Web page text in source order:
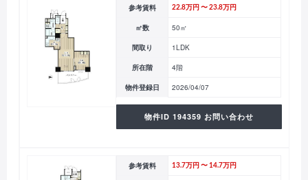
参考賃料 22.8万円 〜 23.8万円
㎡数 50㎡
間取り 1LDK
所在階 4階
物件登録日 2026/04/07
物件ID 194359 お問い合わせ
参考賃料 13.7万円 〜 14.7万円